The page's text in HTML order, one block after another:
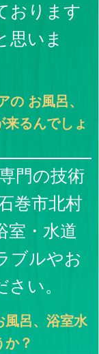
おります
思いま
の お風呂、
るんでしょ
門の技術
巻市北村
室・水道
ブルやお
い。
風呂、浴室水
か？